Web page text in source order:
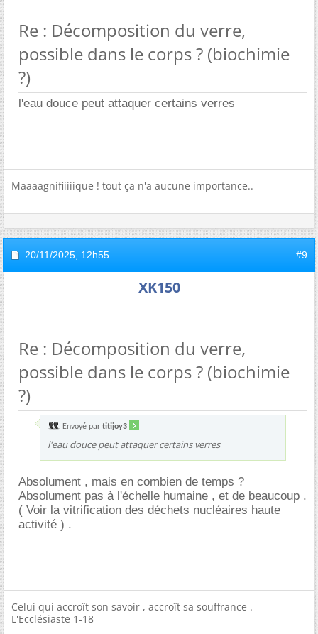
Re : Décomposition du verre,
possible dans le corps ? (biochimie
?)
l'eau douce peut attaquer certains verres
Maaaagnifiiiiique ! tout ça n'a aucune importance..
20/11/2025, 12h55 #9
XK150
Re : Décomposition du verre,
possible dans le corps ? (biochimie
?)
Envoyé par titijoy3
l'eau douce peut attaquer certains verres
Absolument , mais en combien de temps ?
Absolument pas à l'échelle humaine , et de beaucoup .
( Voir la vitrification des déchets nucléaires haute
activité ) .
Celui qui accroît son savoir , accroît sa souffrance .
L'Ecclésiaste 1-18